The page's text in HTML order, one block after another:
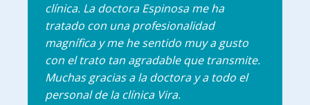
clínica. La doctora Espinosa me ha
tratado con una profesionalidad
magnífica y me he sentido muy a gusto
con el trato tan agradable que transmite.
Muchas gracias a la doctora y a todo el
personal de la clínica Vira.